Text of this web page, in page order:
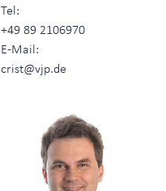
Tel:
+49 89 2106970
E-Mail:
crist@vjp.de